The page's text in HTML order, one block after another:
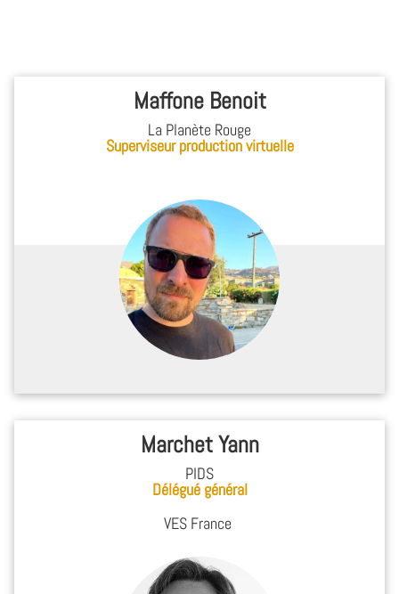
Maffone Benoit
La Planète Rouge
Superviseur production virtuelle
Marchet Yann
PIDS
Délégué général
VES France